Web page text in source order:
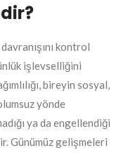
kontrol
işlevselliğini
bireyin sosyal,
yönde
ya da engellendiği
Günümüz gelişmeleri